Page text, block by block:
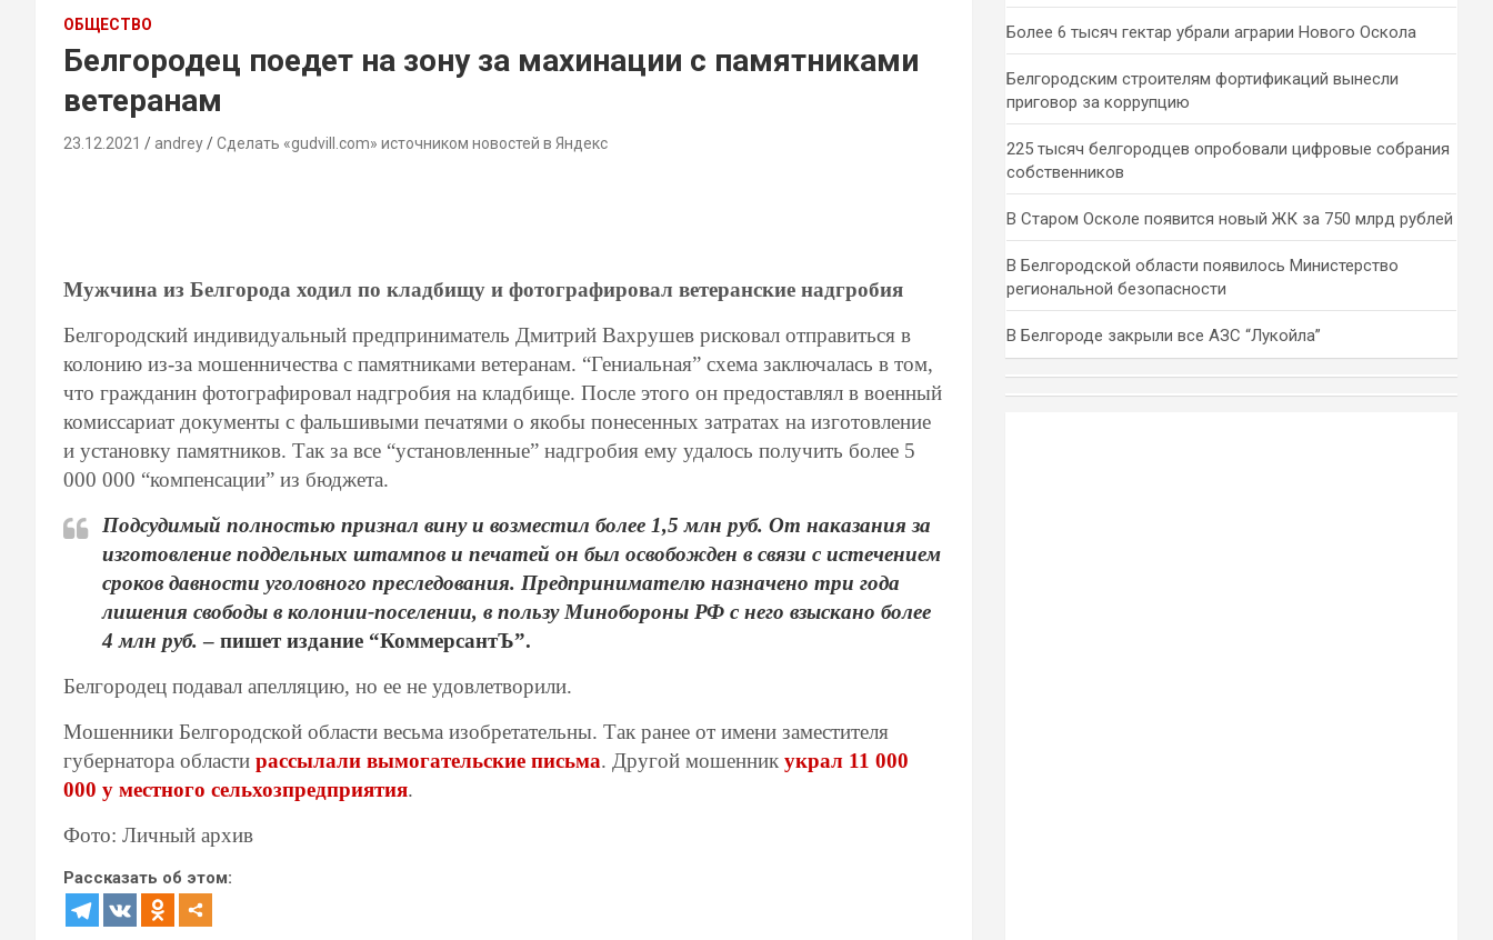
ОБЩЕСТВО
Белгородец поедет на зону за махинации с памятниками
ветеранам
23.12.2021 andrey Сделать «gudvill.com» источником новостей в Яндекс
Мужчина из Белгорода ходил по кладбищу и фотографировал ветеранские надгробия
Белгородский индивидуальный предприниматель Дмитрий Вахрушев рисковал отправиться в
колонию из-за мошенничества с памятниками ветеранам. “Гениальная” схема заключалась в том,
что гражданин фотографировал надгробия на кладбище. После этого он предоставлял в военный
комиссариат документы с фальшивыми печатями о якобы понесенных затратах на изготовление
и установку памятников. Так за все “установленные” надгробия ему удалось получить более 5
000 000 “компенсации” из бюджета.
Подсудимый полностью признал вину и возместил более 1,5 млн руб. От наказания за
изготовление поддельных штампов и печатей он был освобожден в связи с истечением
сроков давности уголовного преследования. Предпринимателю назначено три года
лишения свободы в колонии-поселении, в пользу Минобороны РФ с него взыскано более
4 млн руб. – пишет издание “КоммерсантЪ”.
Белгородец подавал апелляцию, но ее не удовлетворили.
Мошенники Белгородской области весьма изобретательны. Так ранее от имени заместителя
губернатора области рассылали вымогательские письма. Другой мошенник украл 11 000
000 у местного сельхозпредприятия.
Фото: Личный архив
Рассказать об этом:
Более 6 тысяч гектар убрали аграрии Нового Оскола
Белгородским строителям фортификаций вынесли
приговор за коррупцию
225 тысяч белгородцев опробовали цифровые собрания
собственников
В Старом Осколе появится новый ЖК за 750 млрд рублей
В Белгородской области появилось Министерство
региональной безопасности
В Белгороде закрыли все АЗС “Лукойла”